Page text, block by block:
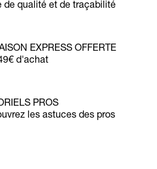
de qualité et de traçabilité
EXPRESS OFFERTE
d'achat
PROS
les astuces des pros